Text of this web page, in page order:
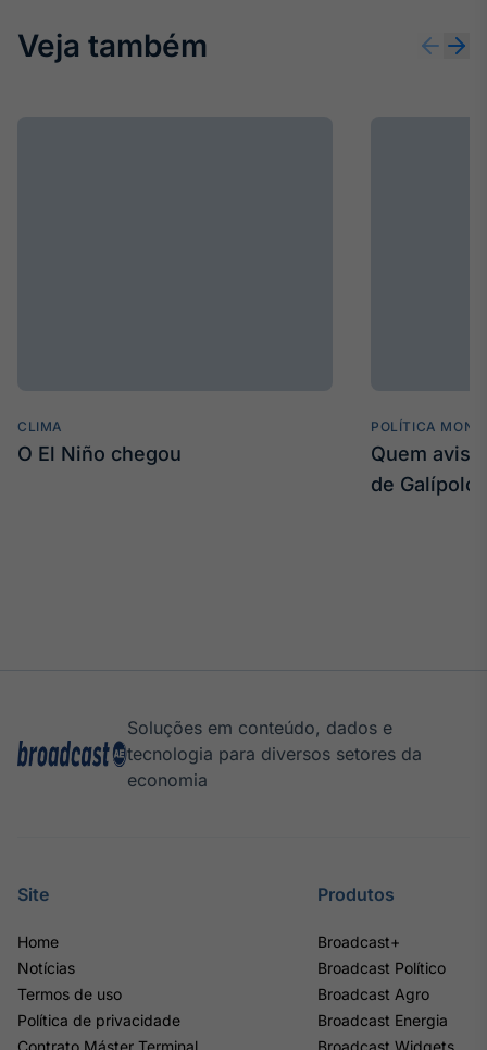
Veja também
CLIMA
O El Niño chegou
POLÍTICA
Quem
de Galípolo
Soluções em conteúdo, dados e
tecnologia para diversos setores da
economia
Site
Home
Notícias
Termos de uso
Política de privacidade
Produtos
Broadcast+
Broadcast Político
Broadcast Agro
Broadcast Energia